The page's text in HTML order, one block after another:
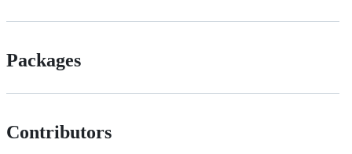
Packages
Contributors